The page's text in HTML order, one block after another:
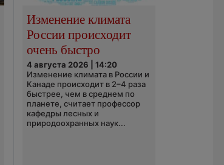
Изменение климата
России происходит
очень быстро
4 августа 2026 | 14:20
Изменение климата в России и
Канаде происходит в 2–4 раза
быстрее, чем в среднем по
планете, считает профессор
кафедры лесных и
природоохранных наук...